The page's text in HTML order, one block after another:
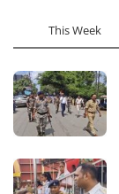
This Week